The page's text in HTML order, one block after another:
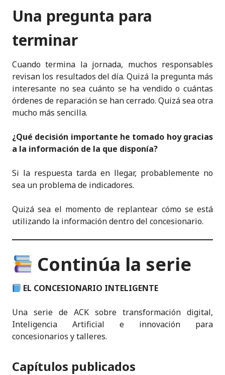
Una pregunta para
terminar
Cuando termina la jornada, muchos responsables
revisan los resultados del día. Quizá la pregunta más
interesante no sea cuánto se ha vendido o cuántas
órdenes de reparación se han cerrado. Quizá sea otra
mucho más sencilla.
¿Qué decisión importante he tomado hoy gracias
a la información de la que disponía?
Si la respuesta tarda en llegar, probablemente no
sea un problema de indicadores.
Quizá sea el momento de replantear cómo se está
utilizando la información dentro del concesionario.
Continúa la serie
EL CONCESIONARIO INTELIGENTE
Una serie de ACK sobre transformación digital,
Inteligencia Artificial e innovación para
concesionarios y talleres.
Capítulos publicados